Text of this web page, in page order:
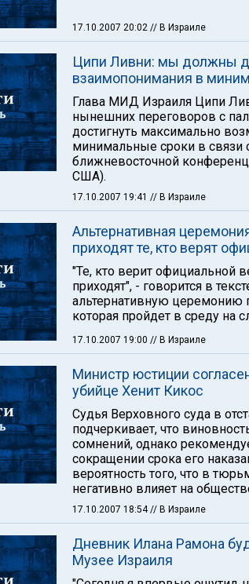
17.10.2007 20:02 // В Израиле
Ципи Ливни: мы должны
взаимопонимания в
Глава МИД Израиля Ципи
нынешних переговоров с
достигнуть максимально
минимальные сроки в связи
ближневосточной
США).
17.10.2007 19:41 // В Израиле
Альтернативная
приходят те, кто верят
"Те, кто верит официальной
приходят", - говорится в
альтернативную церемонию
которая пройдет в среду на
17.10.2007 19:00 // В Израиле
Министр юстиции
убийце Хенит Кикос
Судья Верховного суда в
подчеркивает, что
сомнений, однако
сокращении срока его
вероятность того, что в
негативно влияет на
17.10.2007 18:54// В Израиле
Дневник Илана Рамона
Музее Израиля